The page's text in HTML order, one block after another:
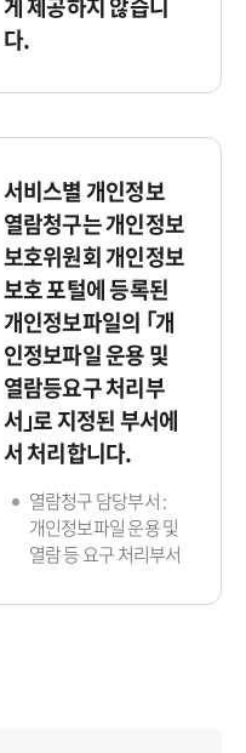
게 제공하지 않습니
다.
서비스별 개인정보
열람청구는 개인정보
보호위원회 개인정보
보호 포털에 등록된
개인정보파일의 ｢개
인정보파일 운용 및
열람등요구 처리부
서｣로 지정된 부서에
서 처리합니다.
열람청구 담당부서 :
개인정보파일 운용 및
열람 등 요구 처리부서